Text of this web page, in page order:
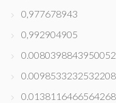
0,977678943
0,992904905